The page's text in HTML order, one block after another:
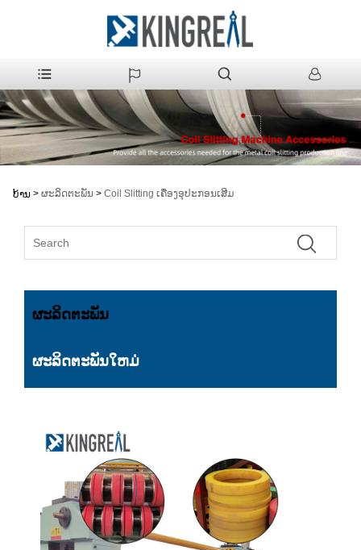
ບ້ານ > ຜະລິດຕະພັນ > Coil Slitting ເຄື່ອງອຸປະກອນເສີມ
ຜະລິດຕະພັນ
ຜະລິດຕະພັນໃຫມ່